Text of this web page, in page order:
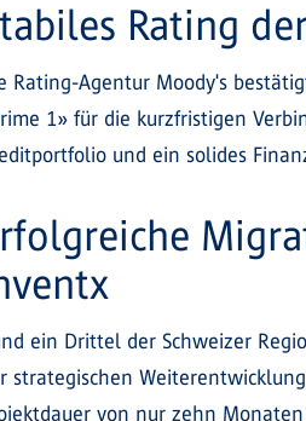
Rating
Rating-Agentur Moody's
1» für die kurzfristigen
und ein solides
ein Drittel der Schweizer
strategischen
von nur zehn